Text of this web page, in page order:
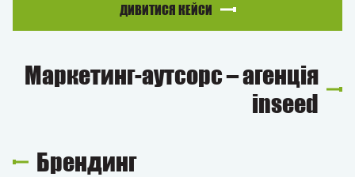
Брендинг
ДИВИТИСЯ КЕЙСИ
Маркетинг-аутсорс – агенція
inseed